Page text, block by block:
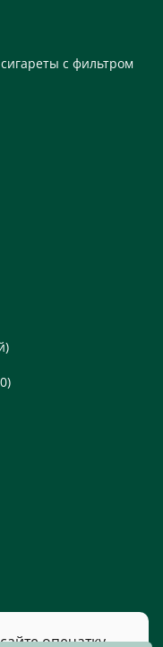
с фильтром
опечатку